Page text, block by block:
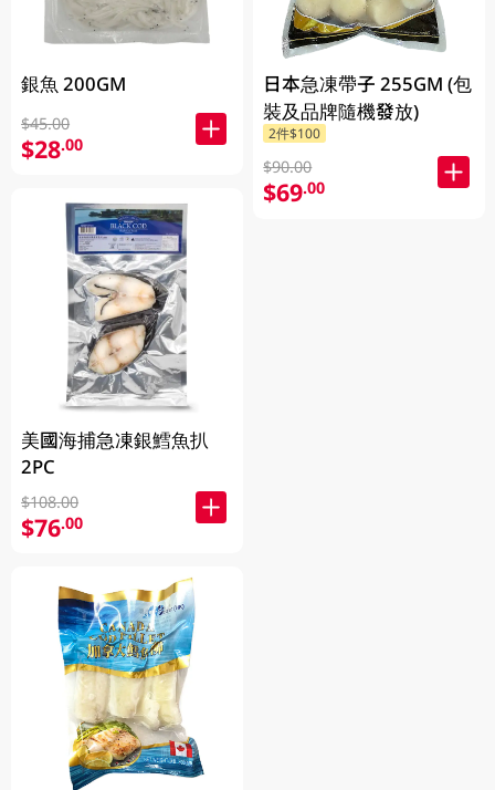
銀魚 200GM
$45.00
$28.00
美國海捕急凍銀鱈魚扒
2PC
$108.00
$76.00
日本急凍帶子 255GM (包
裝及品牌隨機發放)
2件$100
$90.00
$69.00